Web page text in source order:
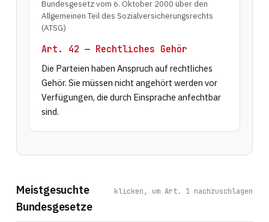
Bundesgesetz vom 6. Oktober 2000 über den
Allgemeinen Teil des Sozialversicherungsrechts
(ATSG)
Art. 42 — Rechtliches Gehör
Die Parteien haben Anspruch auf rechtliches
Gehör. Sie müssen nicht angehört werden vor
Verfügungen, die durch Einsprache anfechtbar
sind.
Meistgesuchte
Bundesgesetze
klicken, um Art. 1 nachzuschlagen